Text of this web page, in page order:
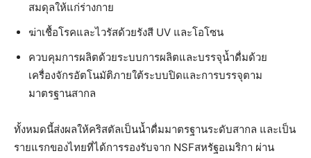
สมดุลให้แก่ร่างกาย
ฆ่าเชื้อโรคและไวรัสด้วยรังสี UV และโอโซน
ควบคุมการผลิตด้วยระบบการผลิตและบรรจุน้ำดื่มด้วย
เครื่องจักรอัตโนมัติภายใต้ระบบปิดและการบรรจุตาม
มาตรฐานสากล
ทั้งหมดนี้ส่งผลให้คริสตัลเป็นน้ำดื่มมาตรฐานระดับสากล และเป็น
รายแรกของไทยที่ได้การรองรับจาก NSFสหรัฐอเมริกา ผ่าน